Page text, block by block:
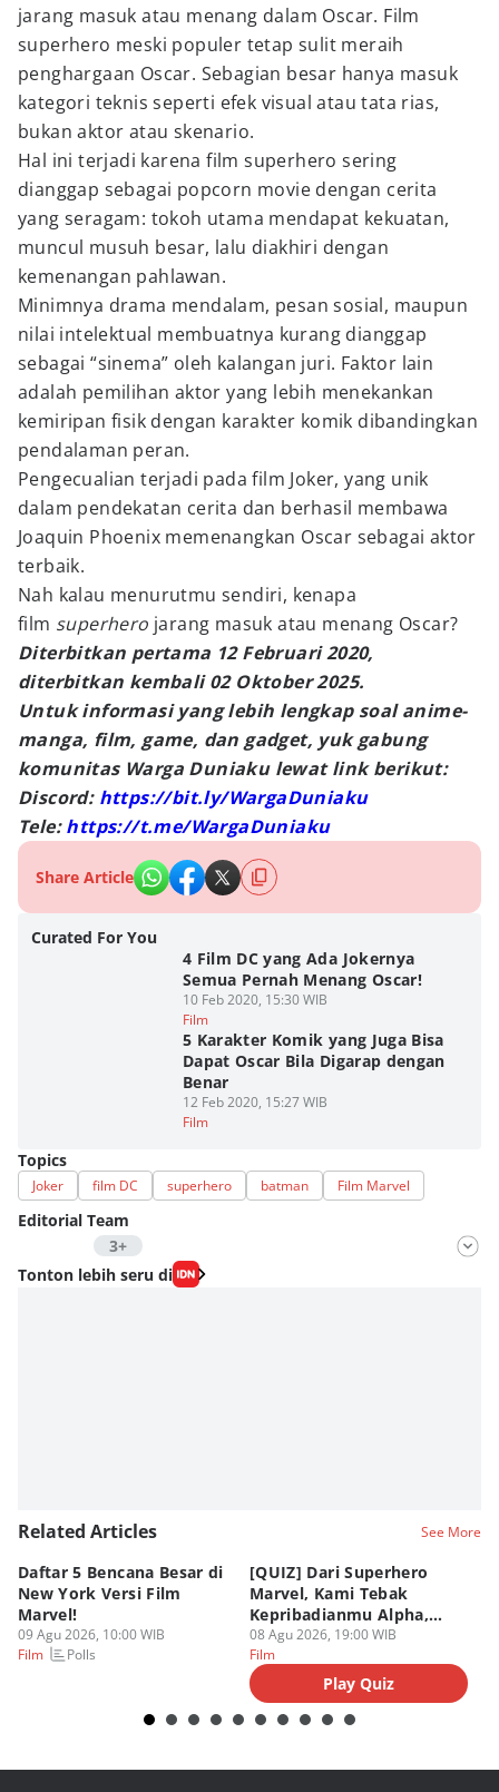
jarang masuk atau menang dalam Oscar. Film
superhero meski populer tetap sulit meraih
penghargaan Oscar. Sebagian besar hanya masuk
kategori teknis seperti efek visual atau tata rias,
bukan aktor atau skenario.
Hal ini terjadi karena film superhero sering
dianggap sebagai popcorn movie dengan cerita
yang seragam: tokoh utama mendapat kekuatan,
muncul musuh besar, lalu diakhiri dengan
kemenangan pahlawan.
Minimnya drama mendalam, pesan sosial, maupun
nilai intelektual membuatnya kurang dianggap
sebagai “sinema” oleh kalangan juri. Faktor lain
adalah pemilihan aktor yang lebih menekankan
kemiripan fisik dengan karakter komik dibandingkan
pendalaman peran.
Pengecualian terjadi pada film Joker, yang unik
dalam pendekatan cerita dan berhasil membawa
Joaquin Phoenix memenangkan Oscar sebagai aktor
terbaik.
Nah kalau menurutmu sendiri, kenapa
film superhero jarang masuk atau menang Oscar?
Diterbitkan pertama 12 Februari 2020,
diterbitkan kembali 02 Oktober 2025.
Untuk informasi yang lebih lengkap soal anime-
manga, film, game, dan gadget, yuk gabung
komunitas Warga Duniaku lewat link berikut:
Discord: https://bit.ly/WargaDuniaku
Tele:https://t.me/WargaDuniaku
Share Article
Curated For You
4 Film DC yang Ada Jokernya
Semua Pernah Menang Oscar!
10 Feb 2020, 15:30 WIB
Film
5 Karakter Komik yang Juga Bisa
Dapat Oscar Bila Digarap dengan
Benar
12 Feb 2020, 15:27 WIB
Film
Topics
Joker film DC superhero batman Film Marvel
Editorial Team
3+
Editor
Antonius Putu Satria
Tonton lebih seru di
Related Articles See More
Daftar 5 Bencana Besar di
New York Versi Film
Marvel!
09 Agu 2026, 10:00 WIB
Film
Polls
[QUIZ] Dari Superhero
Marvel, Kami Tebak
Kepribadianmu Alpha,
Beta, atau Omega
08 Agu 2026, 19:00 WIB
Film
Play Quiz